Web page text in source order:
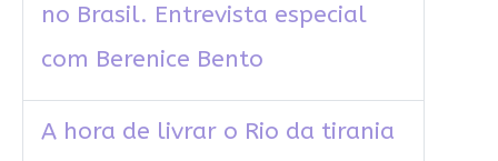
no Brasil. Entrevista especial
com Berenice Bento
A hora de livrar o Rio da tirania